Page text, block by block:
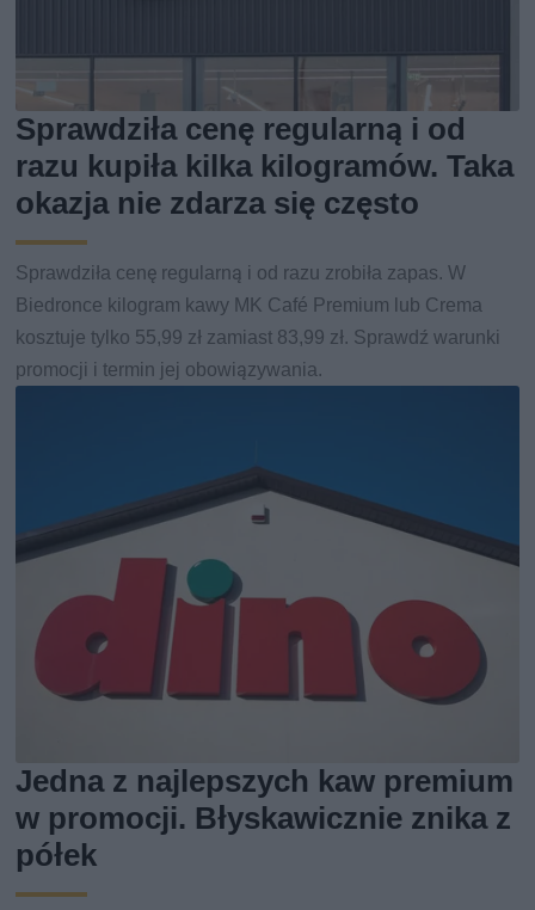
Sprawdziła cenę regularną i od
razu kupiła kilka kilogramów. Taka
okazja nie zdarza się często
Sprawdziła cenę regularną i od razu zrobiła zapas. W
Biedronce kilogram kawy MK Café Premium lub Crema
kosztuje tylko 55,99 zł zamiast 83,99 zł. Sprawdź warunki
promocji i termin jej obowiązywania.
Jedna z najlepszych kaw premium
w promocji. Błyskawicznie znika z
półek